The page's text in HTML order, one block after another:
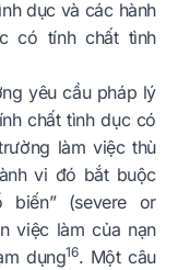
dục và các hành
có tính chất tình
yêu cầu pháp lý
chất tình dục có
làm việc thù
vi đó bắt buộc
biến” (severe or
việc làm của nạn
dụng16. Một câu